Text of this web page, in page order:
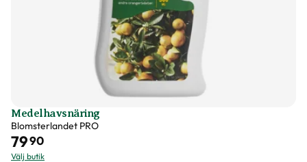
Medelhavsnäring
Blomsterlandet PRO
7990
Välj butik